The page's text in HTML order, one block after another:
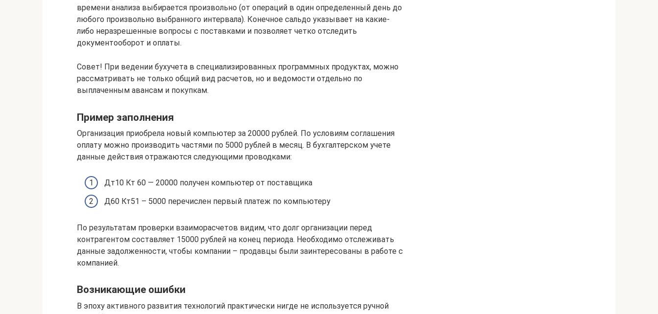
времени анализа выбирается произвольно (от операций в один определенный день до
любого произвольно выбранного интервала). Конечное сальдо указывает на какие-
либо неразрешенные вопросы с поставками и позволяет четко отследить
документооборот и оплаты.
Совет! При ведении бухучета в специализированных программных продуктах, можно
рассматривать не только общий вид расчетов, но и ведомости отдельно по
выплаченным авансам и покупкам.
Пример заполнения
Организация приобрела новый компьютер за 20000 рублей. По условиям соглашения
оплату можно производить частями по 5000 рублей в месяц. В бухгалтерском учете
данные действия отражаются следующими проводками:
Дт10 Кт 60 — 20000 получен компьютер от поставщика
Д60 Кт51 – 5000 перечислен первый платеж по компьютеру
По результатам проверки взаиморасчетов видим, что долг организации перед
контрагентом составляет 15000 рублей на конец периода. Необходимо отслеживать
данные задолженности, чтобы компании – продавцы были заинтересованы в работе с
компанией.
Возникающие ошибки
В эпоху активного развития технологий практически нигде не используется ручной